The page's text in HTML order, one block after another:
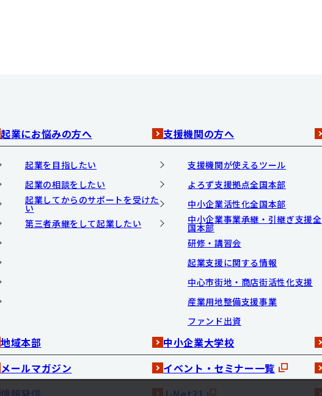
起業にお悩みの方へ
起業を目指したい
起業の相談をしたい
起業してからのサポートを受けた
い
第三者承継をして起業したい
支援機関の方へ
支援機関が使えるツール
よろず支援拠点全国本部
中小企業活性化全国本部
中小企業事業承継・引継ぎ支援全
国本部
研修・講習会
起業支援に関する情報
中心市街地・商店街活性化支援
産業用地整備支援事業
ファンド出資
地域本部 中小企業大学校
メールマガジン イベント・セミナー一覧